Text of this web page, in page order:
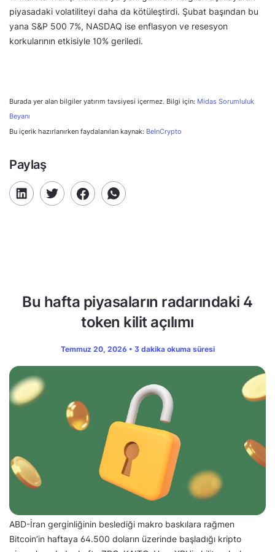
piyasadaki volatiliteyi daha da kötüleştirdi. Şubat başından bu
yana S&P 500 7%, NASDAQ ise enflasyon ve resesyon
korkularının etkisiyle 10% geriledi.
Burada yer alan bilgiler yatırım tavsiyesi içermez. Bilgi için: Midas Sorumluluk
Beyanı
Bu içerik hazırlanırken faydalanılan kaynak: BeInCrypto
Paylaş
Bu hafta piyasaların radarındaki 4
token kilit açılımı
Temmuz 20, 2026 • 3 dakika okuma süresi
ABD-İran gerginliğinin beslediği makro baskılara rağmen
Bitcoin’in haftaya 64.500 doların üzerinde başladığı kripto